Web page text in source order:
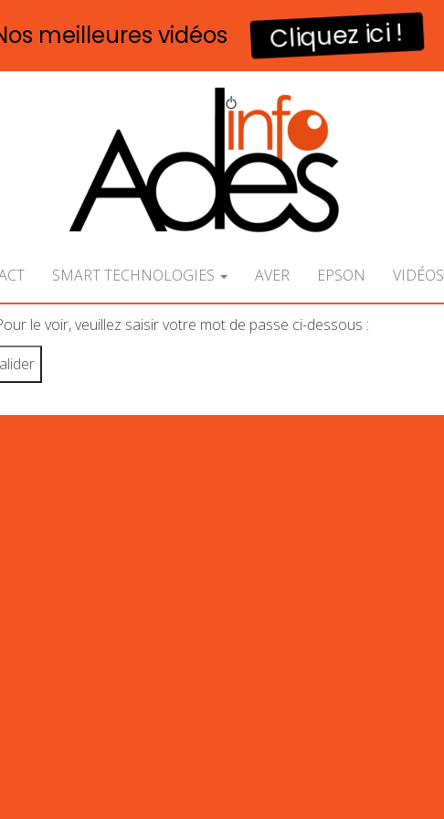
SMART TECHNOLOGIES AVER EPSON VIDÉOS
le voir, veuillez saisir votre mot de passe ci-dessous :
meilleures vidéos‎ Cliquez ici !